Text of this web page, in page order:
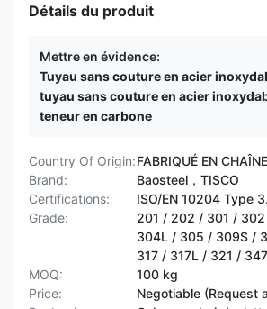
Détails du produit
Mettre en évidence:
Tuyau sans couture en acier
tuyau sans couture en acier
teneur en carbone
Country Of Origin:FABRIQUÉ EN CHAÎNE
Brand:
Baosteel，TISCO
Certifications:
ISO/EN 10204 Type
Grade:
201 / 202 / 301 /
304L / 305 / 309S /
317 / 317L / 321 /
MOQ:
100 kg
Price:
Negotiable (Request